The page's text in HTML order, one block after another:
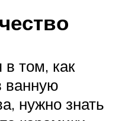
том, как
ванную
нужно знать